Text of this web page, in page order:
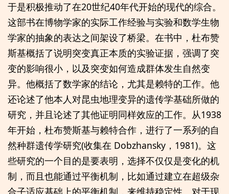
于是积极推动了在20世纪40年代开始的现代的综合。
这部书在博物学家的实际工作经验与实验和数学生物
学家的抽象的表达之间架设了桥梁。在书中，杜布赞
斯基概括了说明突变真正本质的实验证据，强调了突
变的影响很小，以及突变如何造成群体发生自然变
异。他概括了数学家的结论，尤其是赖特的工作。他
还论述了他本人对昆虫地理变异的遗传学基础所做的
研究，并且论述了其他证明同样效应的工作。从1938
年开始，杜布赞斯基与赖特合作，进行了一系列的自
然种群遗传学研究(收集在 Dobzhansky，1981)。这
些研究的一个目的是要表明，选择不仅仅是变化的机
制，而且也能通过平衡机制，比如通过建立在超级杂